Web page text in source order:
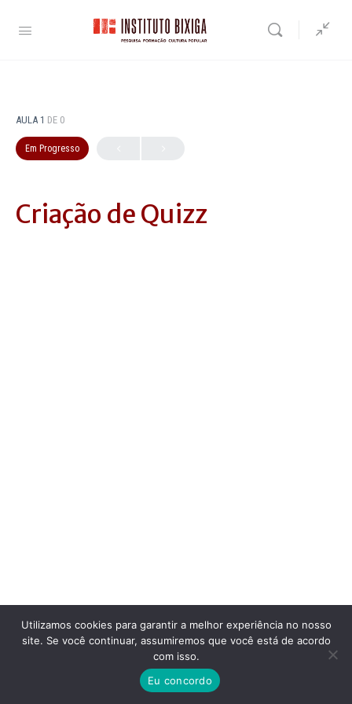
AULA 1 DE 0
Em Progresso
Criação de Quizz
Utilizamos cookies para garantir a melhor experiência no nosso
site. Se você continuar, assumiremos que você está de acordo
com isso.
Eu concordo